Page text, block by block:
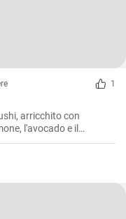
1
arricchito con
l'avocado e il
croccante e